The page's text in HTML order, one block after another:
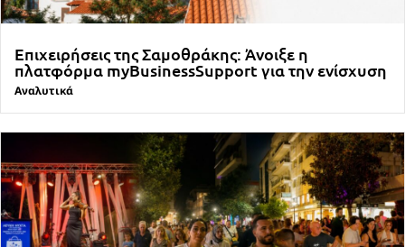
Επιχειρήσεις της Σαμοθράκης: Άνοιξε η
πλατφόρμα myBusinessSupport για την ενίσχυση
Αναλυτικά